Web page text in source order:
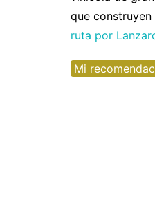
Galicia
que construyen
ruta por
Mi